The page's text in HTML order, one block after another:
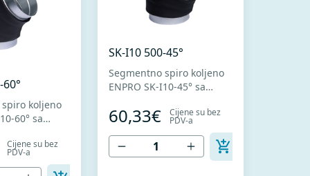
koljeno
60° sa
Izrađeno
Cijene su bez
PDV-a
SK-I10 500-45°
Segmentno spiro koljeno
ENPRO SK-I10-45° sa
debljine 10mm. Izrađeno
od visokokvalitetnog
pocinkovanog lima DX51D
+ Z275 za hladno
60,33€ Cijene su bez
PDV-a